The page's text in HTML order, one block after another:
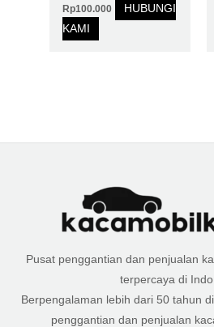
Rp100.000
HUBUNGI
KAMI
Pusat penggantian dan penjualan
terpercaya di
Berpengalaman lebih dari 50 tahun
penggantian dan penjualan